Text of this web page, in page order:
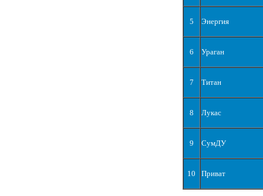
5 Энергия
6 Ураган
7 Титан
8 Лукас
9 СумДУ
10 Приват